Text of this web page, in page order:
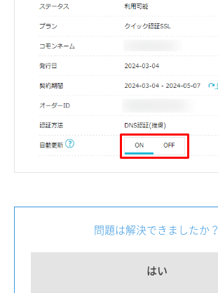
問題は解決できましたか？
はい